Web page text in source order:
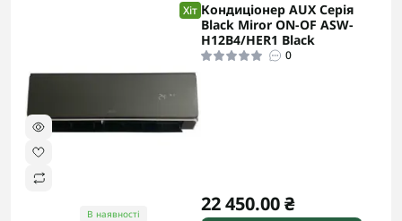
Хіт
В наявності
Кондиціонер AUX Серія
Black Miror ON-OF ASW-
H12B4/HER1 Black
0
22 450.00 ₴